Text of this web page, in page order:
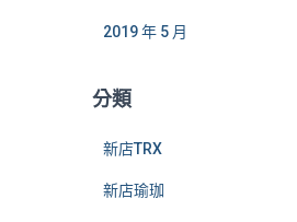
2019 年 5 月
分類
新店TRX
新店瑜珈